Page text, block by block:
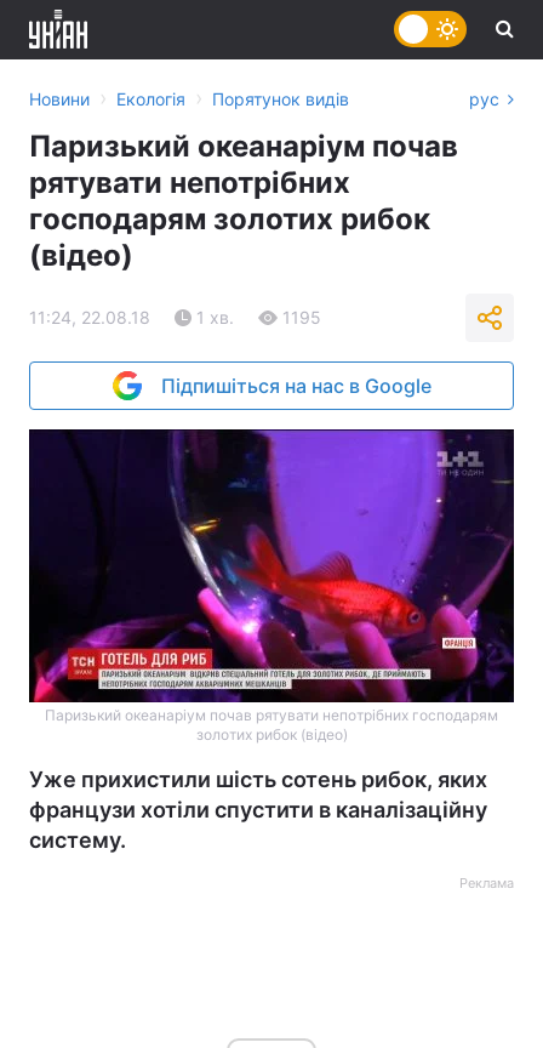
Новини › Екологія › Порятунок видів рус
Паризький океанаріум почав
рятувати непотрібних
господарям золотих рибок
(відео)
11:24, 22.08.18 1 хв. 1195
Підпишіться на нас в Google
Паризький океанаріум почав рятувати непотрібних господарям
золотих рибок (відео)
Уже прихистили шість сотень рибок, яких
французи хотіли спустити в каналізаційну
систему.
Реклама